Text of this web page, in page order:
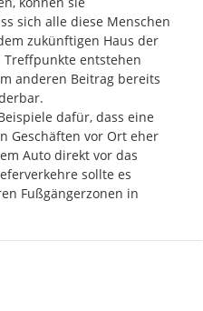
sich alle diese Menschen
zukünftigen Haus der
entstehen
anderen Beitrag bereits
dafür, dass eine
Geschäften vor Ort eher
Auto direkt vor das
sollte es
Fußgängerzonen in